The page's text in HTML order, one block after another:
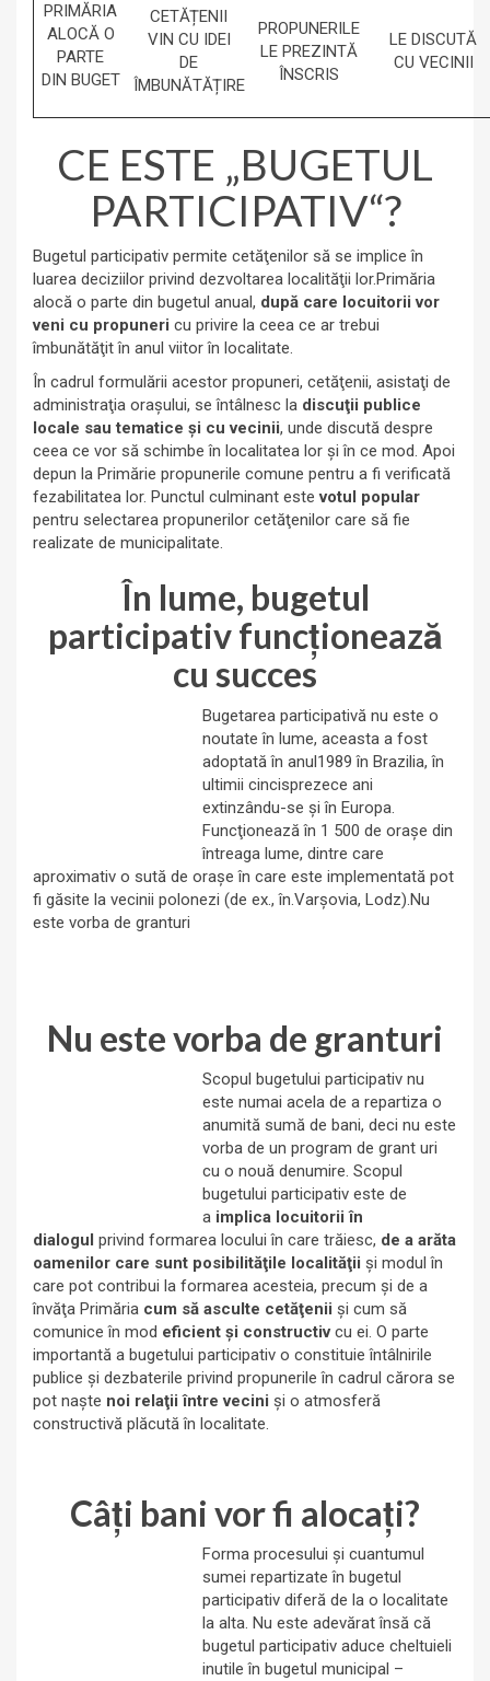
PRIMĂRIA
ALOCĂ O
PARTE
DIN BUGET
CETĂȚENII
VIN CU IDEI
DE
ÎMBUNĂTĂȚIRE
PROPUNERILE
LE PREZINTĂ
ÎNSCRIS
LE DISCUTĂ
CU VECINII
CE ESTE „BUGETUL
PARTICIPATIV“?
Bugetul participativ permite cetăţenilor să se implice în
luarea deciziilor privind dezvoltarea localităţii lor.Primăria
alocă o parte din bugetul anual, după care locuitorii vor
veni cu propuneri cu privire la ceea ce ar trebui
îmbunătăţit în anul viitor în localitate.
În cadrul formulării acestor propuneri, cetăţenii, asistaţi de
administraţia oraşului, se întâlnesc la discuţii publice
locale sau tematice şi cu vecinii, unde discută despre
ceea ce vor să schimbe în localitatea lor şi în ce mod. Apoi
depun la Primărie propunerile comune pentru a fi verificată
fezabilitatea lor. Punctul culminant estevotul popular
pentru selectarea propunerilor cetăţenilor care să fie
realizate de municipalitate.
În lume, bugetul
participativ funcţionează
cu succes
Bugetarea participativă nu este o
noutate în lume, aceasta a fost
adoptată în anul1989 în Brazilia, în
ultimii cincisprezece ani
extinzându-se şi în Europa.
Funcţionează în 1 500 de oraşe din
întreaga lume, dintre care
aproximativ o sută de oraşe în care este implementată pot
fi găsite la vecinii polonezi (de ex., în.Varşovia, Lodz).Nu
este vorba de granturi
Nu este vorba de granturi
Scopul bugetului participativ nu
este numai acela de a repartiza o
anumită sumă de bani, deci nu este
vorba de un program de grant uri
cu o nouă denumire. Scopul
bugetului participativ este de
a implica locuitorii în
dialogul privind formarea locului în care trăiesc, de a arăta
oamenilor care sunt posibilităţile localităţii şi modul în
care pot contribui la formarea acesteia, precum şi de a
învăţa Primăria cum să asculte cetăţenii şi cum să
comunice în mod eficient şi constructivcu ei. O parte
importantă a bugetului participativ o constituie întâlnirile
publice şi dezbaterile privind propunerile în cadrul cărora se
pot naşte noi relaţii între vecini şi o atmosferă
constructivă plăcută în localitate.
Câţi bani vor fi alocaţi?
Forma procesului şi cuantumul
sumei repartizate în bugetul
participativ diferă de la o localitate
la alta. Nu este adevărat însă că
bugetul participativ aduce cheltuieli
inutile în bugetul municipal –